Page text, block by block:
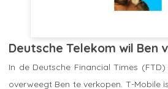
Deutsche Telekom wil Ben
In de Deutsche Financial Times
overweegt Ben te verkopen. T-Mobile